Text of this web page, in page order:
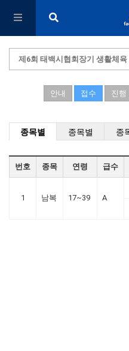
제6회 태백시협회장기 생활체육
안내 접수 진행
종목별 종목별 종
번호 종목 연령 급수
1 남복 17~39 A